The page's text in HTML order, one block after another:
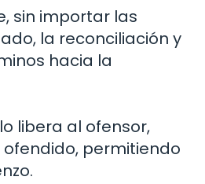
sin importar las
la reconciliación y
hacia la
libera al ofensor,
permitiendo